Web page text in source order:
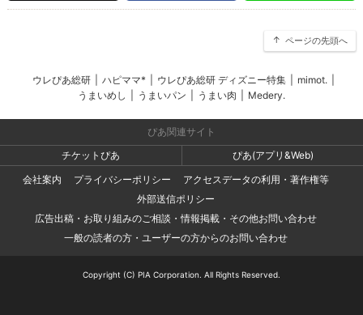
ページの先頭へ
ウレぴあ総研 ハピママ* ウレぴあ総研 ディズニー特集 mimot.
うまいめし
うまいパン うまい肉 Medery.
ぴあ関連サイト
チケットぴあ
ぴあ(アプリ&Web)
会社案内
プライバシーポリシー
アクセスデータの利用・著作権等
外部送信ポリシー
広告出稿・お取り組みのご相談・情報掲載・その他お問い合わせ
一般の読者の方・ユーザーの方からのお問い合わせ
Copyright (C) PIA Corporation. All Rights Reserved.